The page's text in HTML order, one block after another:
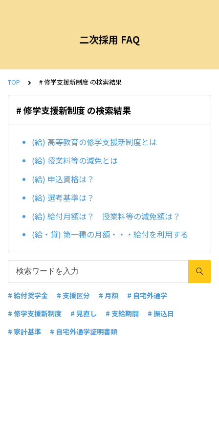
二次採用 FAQ
TOP # 修学支援新制度 の検索結果
# 修学支援新制度 の検索結果
(給) 高等教育の修学支援新制度とは
(給) 授業料等の減免とは
(給) 申込資格は？
(給) 選考基準は？
(給) 給付月額は？ 授業料等の減免額は？
(給・貸) 第一種の月額・・・給付を利用する
# 給付奨学金 # 支援区分 # 月額
# 自宅外通学
# 修学支援新制度
# 見直し # 支給期間
# 振込日
# 家計基準
# 自宅外通学証明書類